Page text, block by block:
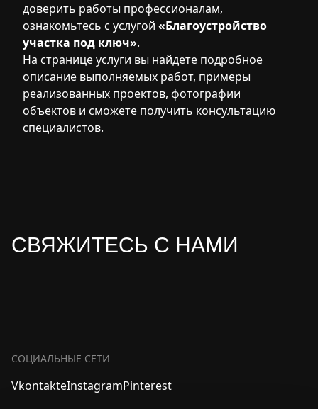
доверить работы профессионалам,
ознакомьтесь с услугой «Благоустройство
участка под ключ».
На странице услуги вы найдете подробное
описание выполняемых работ, примеры
реализованных проектов, фотографии
объектов и сможете получить консультацию
специалистов.
СВЯЖИТЕСЬ С НАМИ
СОЦИАЛЬНЫЕ СЕТИ
VkontakteInstagramPinterest